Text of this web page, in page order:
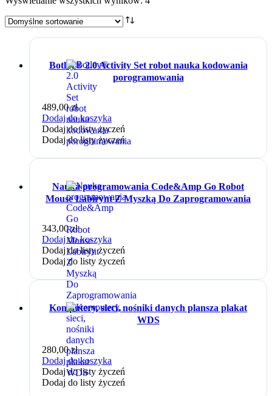
Botley® 2.0 Activity Set robot nauka kodowania
porogramowania
489,00zł
Dodaj do koszyka
Dodaj do listy życzeń
Dodaj do listy życzeń
Nauka programowania Code&Amp Go Robot
Mouse Labirynt Z Myszką Do Zaprogramowania
343,00zł
Dodaj do koszyka
Dodaj do listy życzeń
Dodaj do listy życzeń
Komputery, sieci, nośniki danych plansza plakat
WDS
280,00zł
Dodaj do koszyka
Dodaj do listy życzeń
Dodaj do listy życzeń